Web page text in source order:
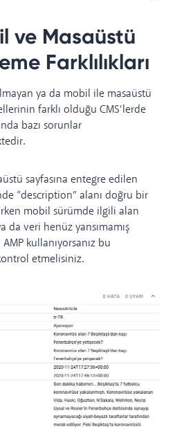
ve Masaüstü
Farklılıkları
ya da mobil ile masaüstü
farklı olduğu CMS’lerde
bazı sorunlar
sayfasına entegre edilen
“description” alanı doğru bir
mobil sürümde ilgili alan
da veri henüz yansımamış
kullanıyorsanız bu
etmelisiniz.